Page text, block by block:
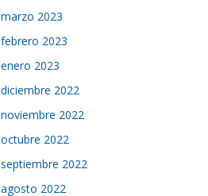
marzo 2023
febrero 2023
enero 2023
diciembre 2022
noviembre 2022
octubre 2022
septiembre 2022
agosto 2022